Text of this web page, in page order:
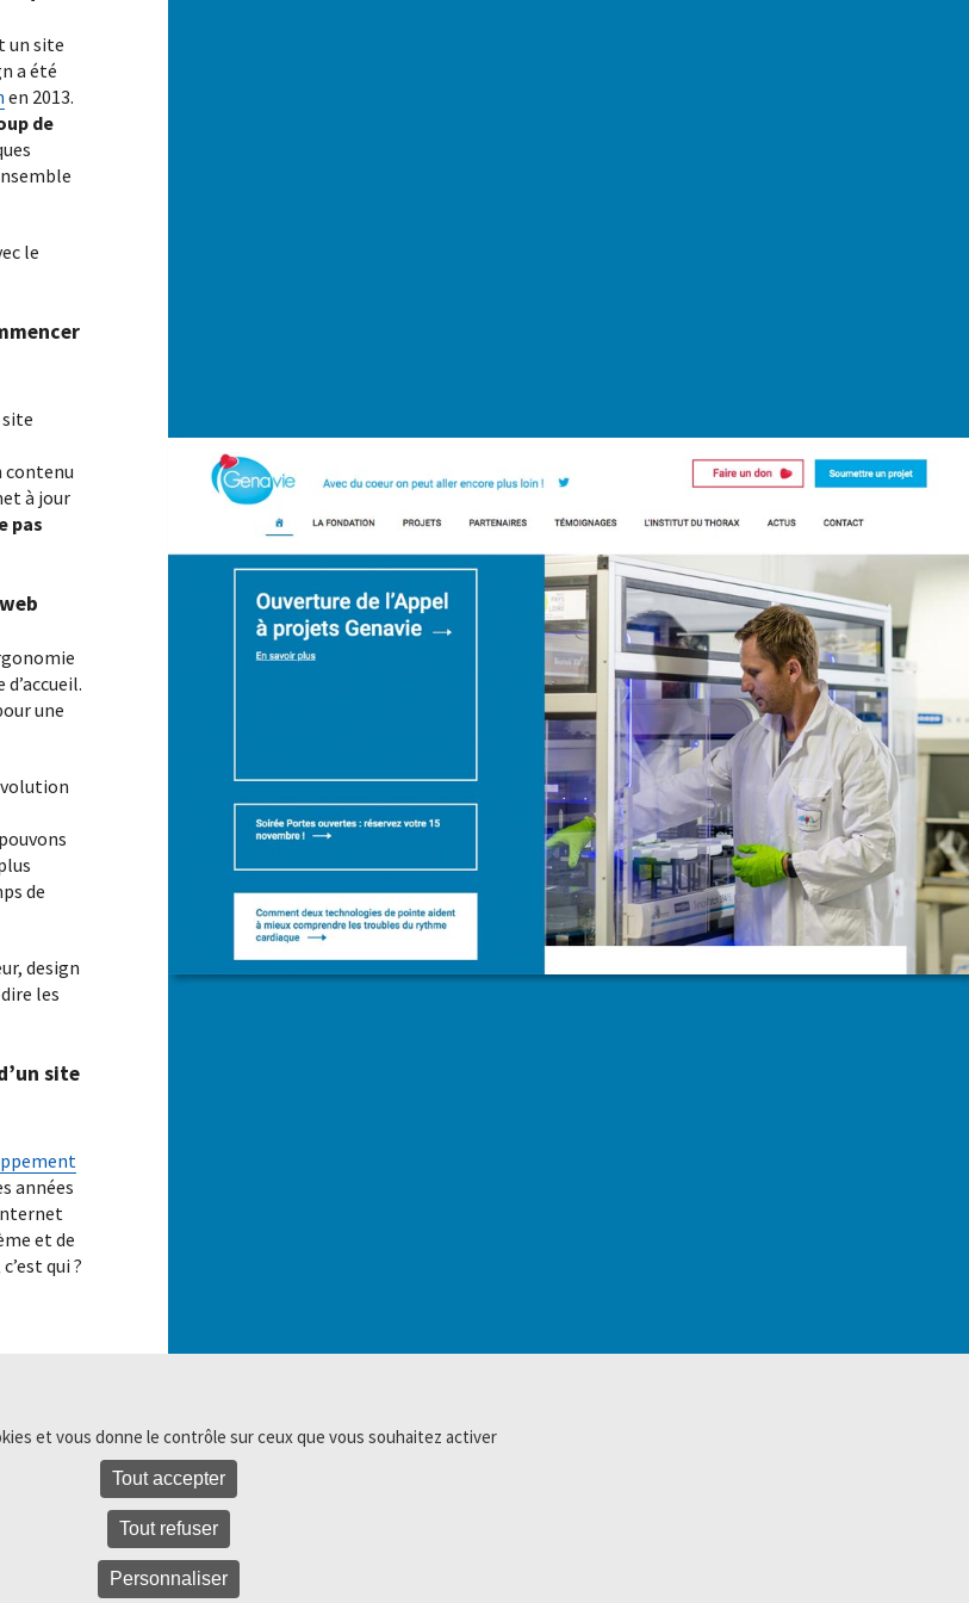
sous-traitance pour du développement WordPress.
Un site internet c’est comme une voiture, en
Contactez-nous
contactez-nous pour être conseillés.
un site
a été
en 2013.
de
le
site
contenu
à jour
pas
une
de
design
les
site
années
et de
qui ?
et vous donne le contrôle sur ceux que vous souhaitez activer
Tout accepter
Tout refuser
Personnaliser